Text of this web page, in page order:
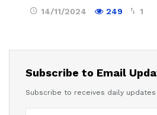
14/11/2024 249 1
Subscribe to Email
Subscribe to receives daily